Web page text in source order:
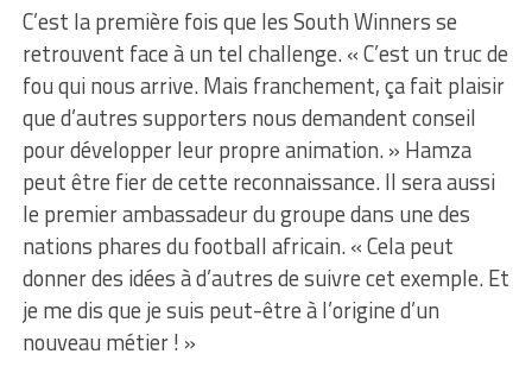
C’est la première fois que les South Winners se
retrouvent face à un tel challenge. « C’est un truc de
fou qui nous arrive. Mais franchement, ça fait plaisir
que d’autres supporters nous demandent conseil
pour développer leur propre animation. » Hamza
peut être fier de cette reconnaissance. Il sera aussi
le premier ambassadeur du groupe dans une des
nations phares du football africain. « Cela peut
donner des idées à d’autres de suivre cet exemple. Et
je me dis que je suis peut-être à l’origine d’un
nouveau métier ! »